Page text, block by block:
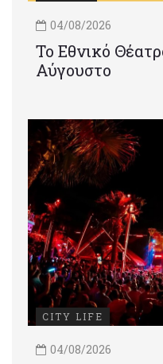
04/08/2026
Το Εθνικό
Αύγουστο
CITY LIFE
04/08/2026